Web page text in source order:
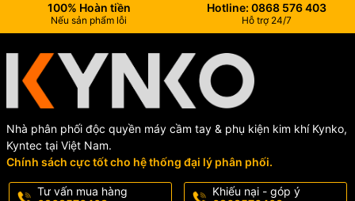
100% Hoàn tiền
Nếu sản phẩm lỗi
Hotline: 0868 576 403
Hỗ trợ 24/7
Nhà phân phối độc quyền máy cầm tay & phụ kiện kim khí Kynko,
Kyntec tại Việt Nam.
Chính sách cực tốt cho hệ thống đại lý phân phối.
Tư vấn mua hàng
Khiếu nại - góp ý